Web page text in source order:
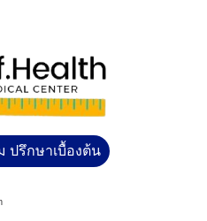
ปรึกษาเบื้องต้น